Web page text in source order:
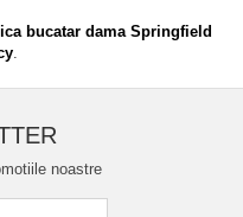
bucatar dama Springfield
.
noastre